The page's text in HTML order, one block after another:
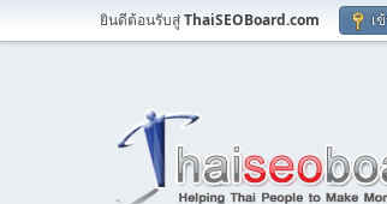
ยินดีต้อนรับสู่ThaiSEOBoard.com เ